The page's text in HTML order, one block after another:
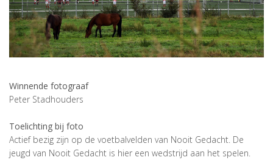
Winnende fotograaf
Peter Stadhouders
Toelichting bij foto
Actief bezig zijn op de voetbalvelden van Nooit Gedacht. De
jeugd van Nooit Gedacht is hier een wedstrijd aan het spelen.